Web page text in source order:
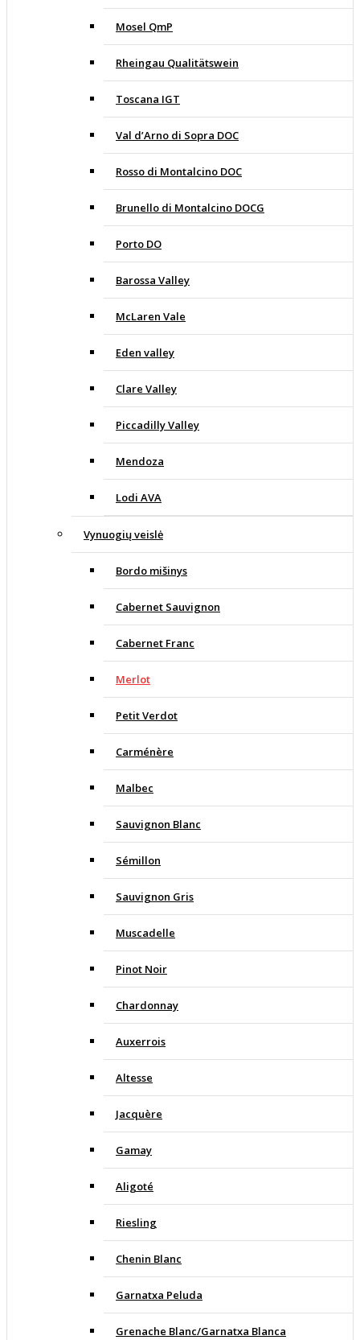
Mosel QmP
Rheingau Qualitätswein
Toscana IGT
Val d’Arno di Sopra DOC
Rosso di Montalcino DOC
Brunello di Montalcino DOCG
Porto DO
Barossa Valley
McLaren Vale
Eden valley
Clare Valley
Piccadilly Valley
Mendoza
Lodi AVA
Vynuogių veislė
Bordo mišinys
Cabernet Sauvignon
Cabernet Franc
Merlot
Petit Verdot
Carménère
Malbec
Sauvignon Blanc
Sémillon
Sauvignon Gris
Muscadelle
Pinot Noir
Chardonnay
Auxerrois
Altesse
Jacquère
Gamay
Aligoté
Riesling
Chenin Blanc
Garnatxa Peluda
Grenache Blanc/Garnatxa Blanca